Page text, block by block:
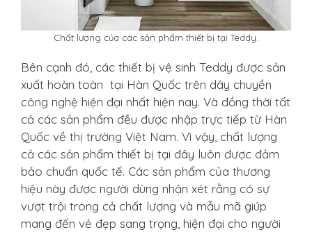
Chất lượng của các sản phẩm thiết bị tại Teddy.
Bên cạnh đó, các thiết bị vệ sinh Teddy được sản
xuất hoàn toàn tại Hàn Quốc trên dây chuyền
công nghệ hiện đại nhất hiện nay. Và đồng thời tất
cả các sản phẩm đều được nhập trực tiếp từ Hàn
Quốc về thị trường Việt Nam. Vì vậy, chất lượng
cả các sản phẩm thiết bị tại đây luôn được đảm
bảo chuẩn quốc tế. Các sản phẩm của thương
hiệu này được người dùng nhận xét rằng có sự
vượt trội trong cả chất lượng và mẫu mã giúp
mang đến vẻ đẹp sang trọng, hiện đại cho người